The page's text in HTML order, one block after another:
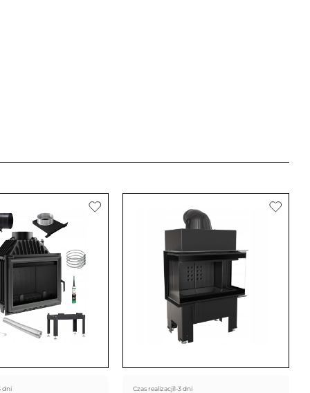
dni Czas realizacji1-3 dni